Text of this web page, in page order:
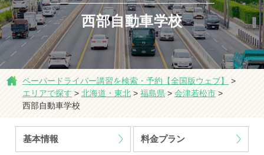
ホーム
エリアで探す
西部自動車学校
ペーパードライバー講習を検索・予約【全国版ウェブ】
>
エリアで探す > 北海道・東北 > 福島県 > 会津若松市 >
西部自動車学校
基本情報 料金プラン